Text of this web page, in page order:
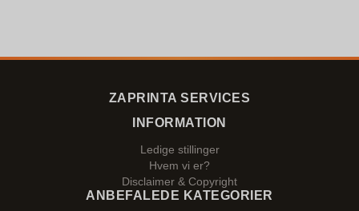
ZAPRINTA SERVICES
INFORMATION
Ledige stillinger
Hvem vi er?
Disclaimer & Copyright
ANBEFALEDE KATEGORIER